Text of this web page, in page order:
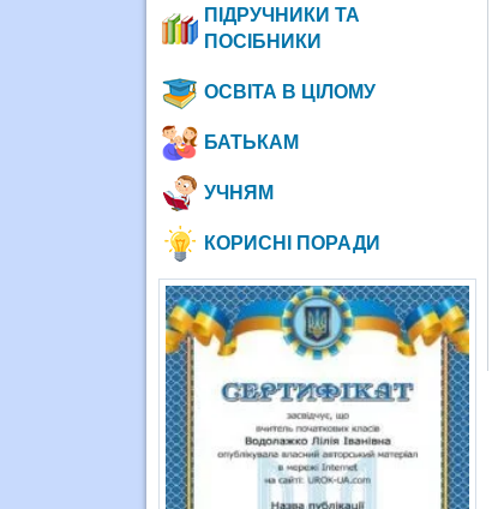
ПІДРУЧНИКИ ТА
ПОСІБНИКИ
ОСВІТА В ЦІЛОМУ
БАТЬКАМ
УЧНЯМ
КОРИСНІ ПОРАДИ